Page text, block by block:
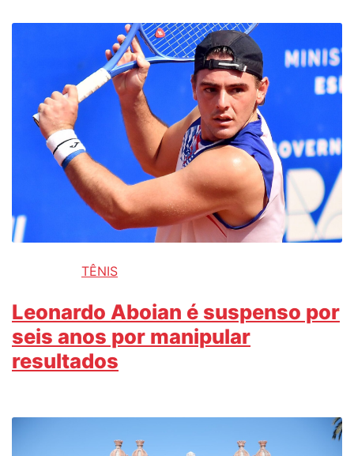
TÊNIS
Leonardo Aboian é suspenso por
seis anos por manipular
resultados